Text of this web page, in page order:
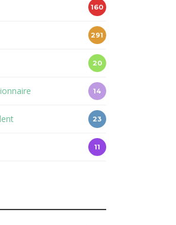
160
291
20
14
23
11